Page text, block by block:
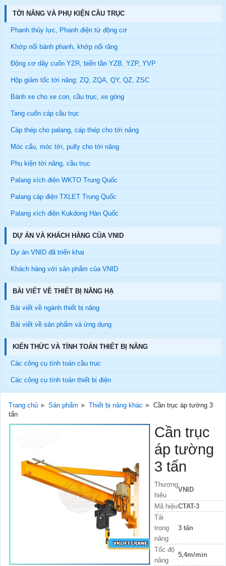
TỜI NÂNG VÀ PHỤ KIỆN CẦU TRỤC
Phanh thủy lực, Phanh điện từ động cơ
Khớp nối bánh phanh, khớp nối răng
Động cơ dây cuốn YZR, biến tần YZB, YZP, YVP
Hộp giảm tốc tời nâng: ZQ, ZQA, QY, QZ, ZSC
Bánh xe cho xe con, cầu trục, xe gòng
Tang cuốn cáp cầu trục
Cáp thép cho palang, cáp thép cho tời nâng
Móc cẩu, móc tời, pully cho tời nâng
Phụ kiện tời nâng, cầu trục
Palang xích điện WKTO Trung Quốc
Palang cáp điện TXLET Trung Quốc
Palang xích điện Kukdong Hàn Quốc
DỰ ÁN VÀ KHÁCH HÀNG CỦA VNID
Dự án VNID đã triển khai
Khách hàng với sản phẩm của VNID
BÀI VIẾT VỀ THIẾT BỊ NÂNG HẠ
Bài viết về ngành thiết bị nâng
Bài viết về sản phẩm và ứng dụng
KIẾN THỨC VÀ TÍNH TOÁN THIẾT BỊ NÂNG
Các công cụ tính toán cầu trục
Các công cụ tính toán thiết bị điện
Trang chủ ► Sản phẩm ► Thiết bị nâng khác ► Cần trục áp tường 3
tấn
Cần trục
áp tường
3 tấn
Thương
hiệu
VNID
Mã hiệuCTAT-3
Tải
trọng
nâng
3 tấn
Tốc độ
nâng
5,4m/min